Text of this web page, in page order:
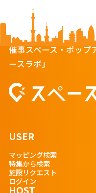
催事スペース・ポップ
ースラボ」
USER
マッピング検索
特集から検索
施設リクエスト
ログイン
HOST